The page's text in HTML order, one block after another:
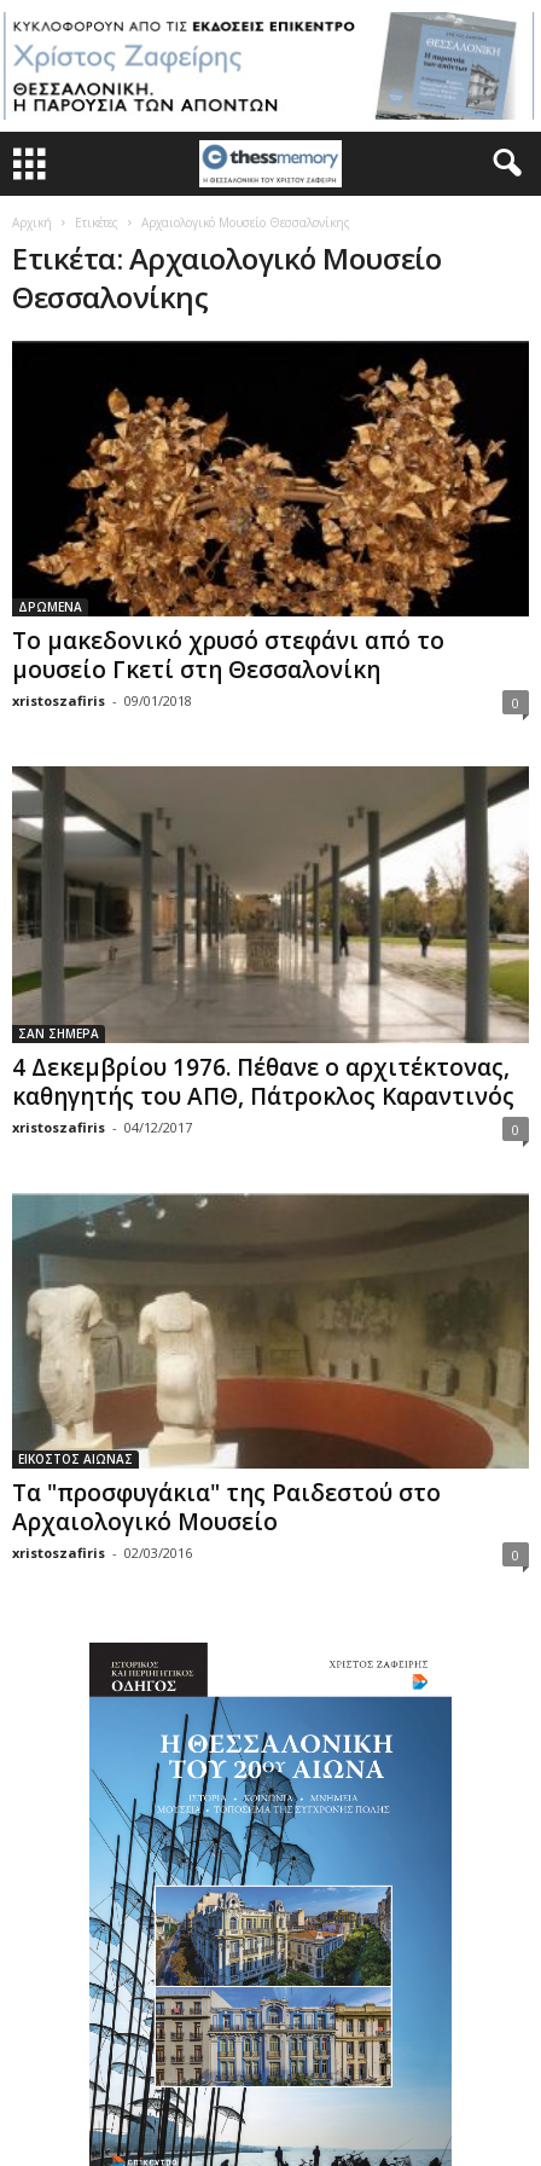
Αρχική Ετικέτες Αρχαιολογικό Μουσείο Θεσσαλονίκης
Ετικέτα: Αρχαιολογικό Μουσείο
Θεσσαλονίκης
ΔΡΩΜΕΝΑ
Το μακεδονικό χρυσό στεφάνι από το
μουσείο Γκετί στη Θεσσαλονίκη
xristoszafiris - 09/01/2018 0
ΣΑΝ ΣΗΜΕΡΑ
4 Δεκεμβρίου 1976. Πέθανε ο αρχιτέκτονας,
καθηγητής του ΑΠΘ, Πάτροκλος Καραντινός
xristoszafiris - 04/12/2017 0
ΕΙΚΟΣΤΟΣ ΑΙΩΝΑΣ
Τα "προσφυγάκια" της Ραιδεστού στο
Αρχαιολογικό Μουσείο
xristoszafiris - 02/03/2016 0